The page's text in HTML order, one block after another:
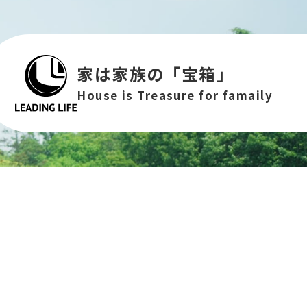
家は家族の「宝箱」
House is Treasure for famaily